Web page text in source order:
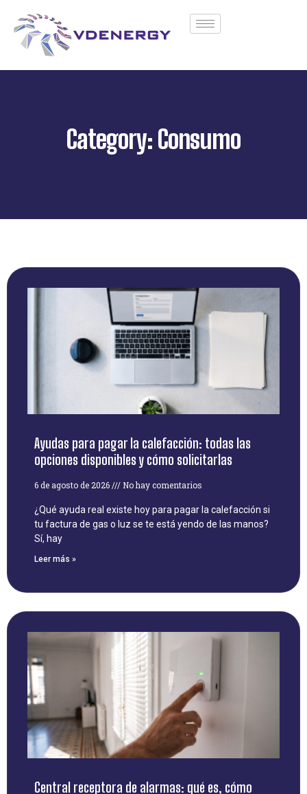
Category: Consumo
Ayudas para pagar la calefacción: todas las
opciones disponibles y cómo solicitarlas
6 de agosto de 2026 No hay comentarios
¿Qué ayuda real existe hoy para pagar la calefacción si
tu factura de gas o luz se te está yendo de las manos?
Sí, hay
Leer más »
Central receptora de alarmas: qué es, cómo